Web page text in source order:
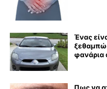
Ένας
φανάρια
Πως να